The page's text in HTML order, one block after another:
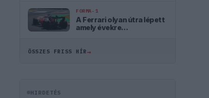
FORMA-1
A Ferrari olyan útra lépett
amely évekre
ÖSSZES FRISS HÍR→
HIRDETÉS